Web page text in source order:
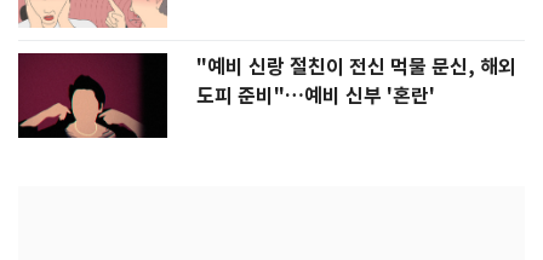
"예비 신랑 절친이 전신 먹물 문신, 해외
도피 준비"…예비 신부 '혼란'